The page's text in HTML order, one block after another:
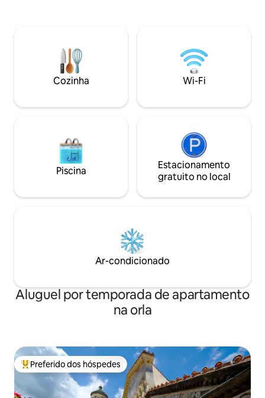
adicionam personalidade. A propriedade
também possui um terraço e pátio, ideal
para desfrutar da paisagem costeira de
tirar o fôlego e refeições ao ar livre
Amalfi (1,5 km)
km) Minori (2,5
barco).
Cozinha Wi-Fi
Piscina
Estacionamento
gratuito no local
Ar-condicionado
Aluguel por temporada de apartamento
na orla
Entre os melhores preferidos dos hóspedes
Preferido dos hóspedes